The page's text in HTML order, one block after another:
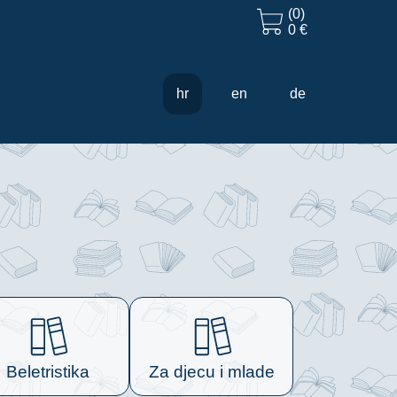
(0)
0 €
hr en de
Beletristika Za djecu i mlade